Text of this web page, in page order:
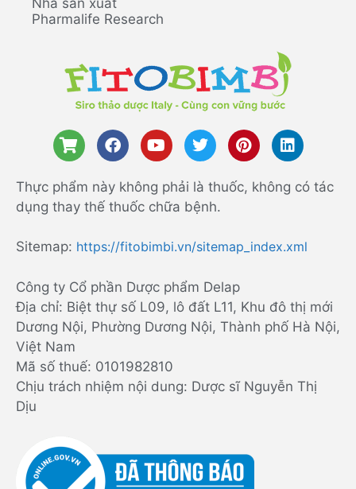
Pharmalife Research
Thực phẩm này không phải là thuốc, không có tác
dụng thay thế thuốc chữa bệnh.
Sitemap: https://fitobimbi.vn/sitemap_index.xml
Công ty Cổ phần Dược phẩm Delap
Địa chỉ: Biệt thự số L09, lô đất L11, Khu đô thị mới
Dương Nội, Phường Dương Nội, Thành phố Hà Nội,
Việt Nam
Mã số thuế: 0101982810
Chịu trách nhiệm nội dung: Dược sĩ Nguyễn Thị
Dịu